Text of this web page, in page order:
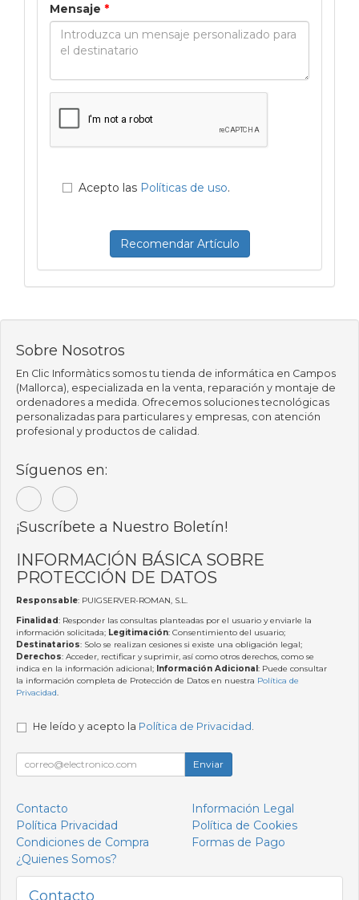
Mensaje *
Acepto las Políticas de uso.
Recomendar Artículo
Sobre Nosotros
En Clic Informàtics somos tu tienda de informática en Campos
(Mallorca), especializada en la venta, reparación y montaje de
ordenadores a medida. Ofrecemos soluciones tecnológicas
personalizadas para particulares y empresas, con atención
profesional y productos de calidad.
Síguenos en:
¡Suscríbete a Nuestro Boletín!
INFORMACIÓN BÁSICA SOBRE
PROTECCIÓN DE DATOS
Responsable: PUIGSERVER-ROMAN, S.L.
Finalidad: Responder las consultas planteadas por el usuario y enviarle la
información solicitada; Legitimación: Consentimiento del usuario;
Destinatarios: Solo se realizan cesiones si existe una obligación legal;
Derechos: Acceder, rectificar y suprimir, así como otros derechos, como se
indica en la información adicional; Información Adicional: Puede consultar
la información completa de Protección de Datos en nuestra Política de
Privacidad.
He leído y acepto la Política de Privacidad
Enviar
Contacto
Información Legal
Política Privacidad
Política de Cookies
Condiciones de Compra
Formas de Pago
¿Quienes Somos?
Contacto